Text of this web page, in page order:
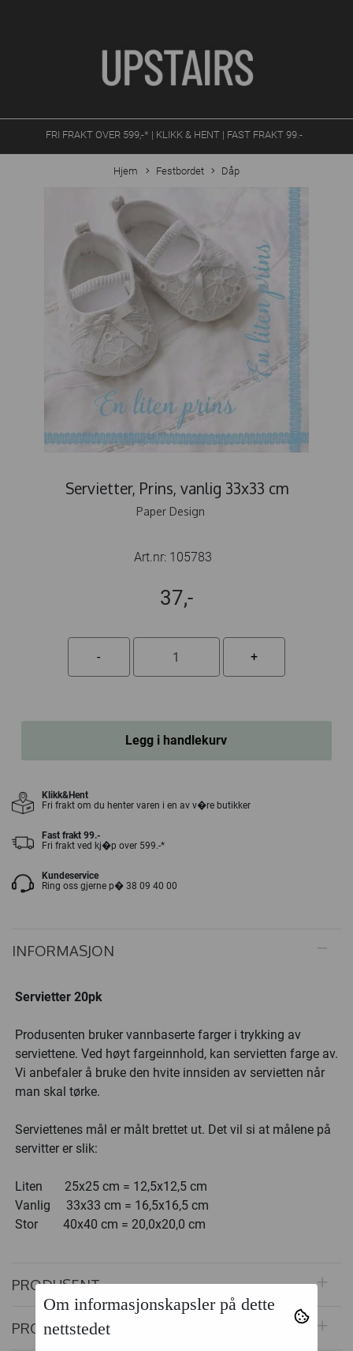
FRI FRAKT OVER 599,-* | KLIKK & HENT | FAST FRAKT 99.-
Hjem Festbordet Dåp
Servietter, Prins, vanlig 33x33 cm
Paper Design
Art.nr: 105783
37,-
Legg i handlekurv
Klikk&Hent
Fri frakt om du henter varen i en av v�re butikker
Fast frakt 99.-
Fri frakt ved kj�p over 599.-*
Kundeservice
Ring oss gjerne p� 38 09 40 00
INFORMASJON
Servietter 20pk
Produsenten bruker vannbaserte farger i trykking av
serviettene. Ved høyt fargeinnhold, kan servietten farge av.
Vi anbefaler å bruke den hvite innsiden av servietten når
man skal tørke.
Serviettenes mål er målt brettet ut. Det vil si at målene på
servitter er slik:
Liten 25x25 cm = 12,5x12,5 cm
Vanlig 33x33 cm = 16,5x16,5 cm
Stor 40x40 cm = 20,0x20,0 cm
PRODUSENT
PRODUKTOMTALER
Om informasjonskapsler på dette
nettstedet